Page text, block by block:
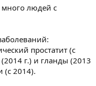
много людей с
простатит (с
г.) и гланды (2013
(с 2014).